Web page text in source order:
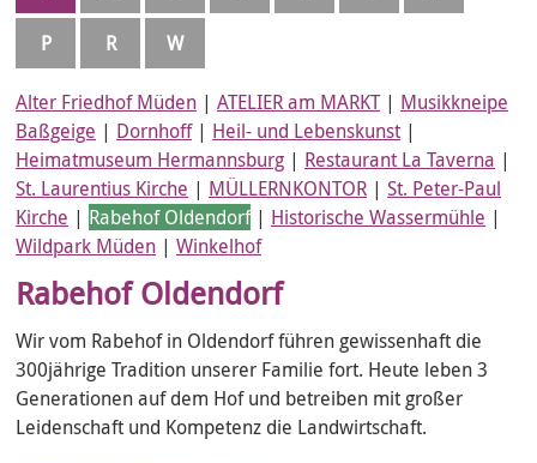
ARTcalluna
P R W
Alter Friedhof Müden | ATELIER am MARKT| Musikkneipe
Baßgeige | Dornhoff| Heil- und Lebenskunst |
Heimatmuseum Hermannsburg | Restaurant La Taverna |
St. Laurentius Kirche | MÜLLERNKONTOR | St. Peter-Paul
Kirche | Rabehof Oldendorf | Historische Wassermühle |
Wildpark Müden | Winkelhof
Rabehof Oldendorf
Wir vom Rabehof in Oldendorf führen gewissenhaft die
300jährige Tradition unserer Familie fort. Heute leben 3
Generationen auf dem Hof und betreiben mit großer
Leidenschaft und Kompetenz die Landwirtschaft.